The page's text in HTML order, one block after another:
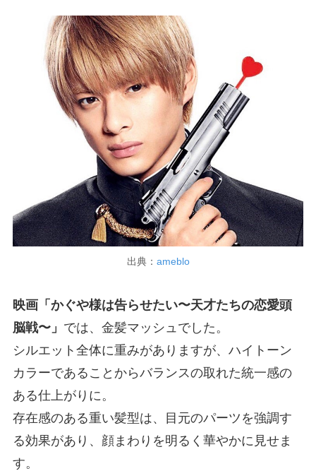
出典： ameblo
映画「かぐや様は告らせたい〜天才たちの恋愛頭
脳戦〜」 では、金髪マッシュでした。
シルエット全体に重みがありますが、ハイトーン
カラーであることからバランスの取れた統一感の
ある仕上がりに。
存在感のある重い髪型は、目元のパーツを強調す
る効果があり、顔まわりを明るく華やかに見せま
す。